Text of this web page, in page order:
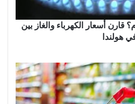
قارن أسعار الكهرباء والغاز بين
هولندا